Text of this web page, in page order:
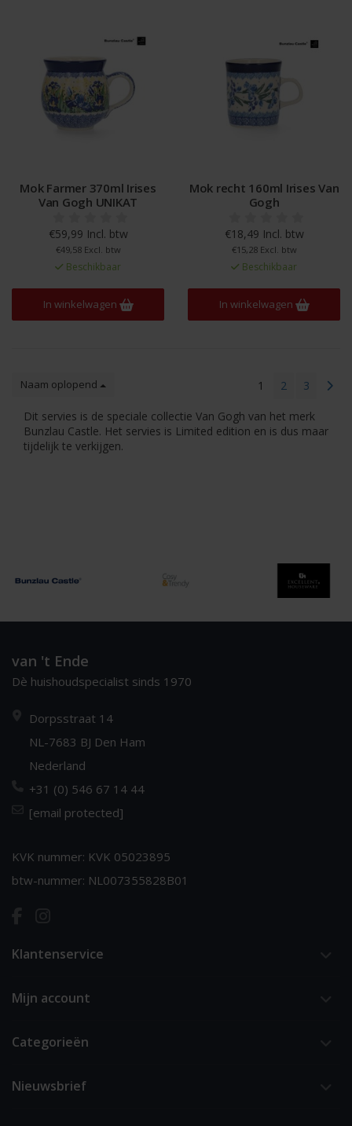
Mok Farmer 370ml Irises
Van Gogh UNIKAT
€59,99 Incl. btw
€49,58 Excl. btw
Beschikbaar
In winkelwagen
Mok recht 160ml Irises Van
Gogh
€18,49 Incl. btw
€15,28 Excl. btw
Beschikbaar
In winkelwagen
Naam oplopend 1 2 3
Dit servies is de speciale collectie Van Gogh van het merk
Bunzlau Castle. Het servies is Limited edition en is dus maar
tijdelijk te verkijgen.
van 't Ende
Dè huishoudspecialist sinds 1970
Dorpsstraat 14
NL-7683 BJ Den Ham
Nederland
+31 (0) 546 67 14 44
[email protected]
KVK nummer: KVK 05023895
btw-nummer: NL007355828B01
Klantenservice
Mijn account
Categorieën
Nieuwsbrief